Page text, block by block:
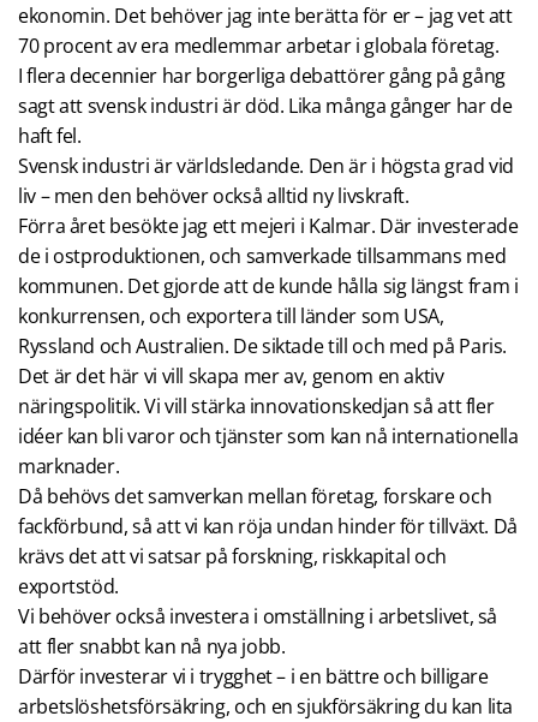
ekonomin. Det behöver jag inte berätta för er – jag vet att
70 procent av era medlemmar arbetar i globala företag.
I flera decennier har borgerliga debattörer gång på gång
sagt att svensk industri är död. Lika många gånger har de
haft fel.
Svensk industri är världsledande. Den är i högsta grad vid
liv – men den behöver också alltid ny livskraft.
Förra året besökte jag ett mejeri i Kalmar. Där investerade
de i ostproduktionen, och samverkade tillsammans med
kommunen. Det gjorde att de kunde hålla sig längst fram i
konkurrensen, och exportera till länder som USA,
Ryssland och Australien. De siktade till och med på Paris.
Det är det här vi vill skapa mer av, genom en aktiv
näringspolitik. Vi vill stärka innovationskedjan så att fler
idéer kan bli varor och tjänster som kan nå internationella
marknader.
Då behövs det samverkan mellan företag, forskare och
fackförbund, så att vi kan röja undan hinder för tillväxt. Då
krävs det att vi satsar på forskning, riskkapital och
exportstöd.
Vi behöver också investera i omställning i arbetslivet, så
att fler snabbt kan nå nya jobb.
Därför investerar vi i trygghet – i en bättre och billigare
arbetslöshetsförsäkring, och en sjukförsäkring du kan lita